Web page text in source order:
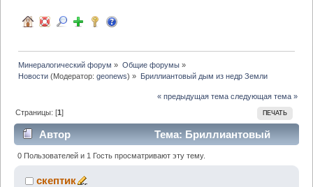
Минералогический форум » Общие форумы»
Новости (Модератор:geonews) » Бриллиантовый дым из недр Земли
« предыдущая тема следующая тема »
ПЕЧАТЬ
Страницы: [1]
Автор
Тема: Бриллиантовый
дым из недр Земли (Прочитано 1779 раз)
0 Пользователей и 1 Гость просматривают эту тему.
скептик